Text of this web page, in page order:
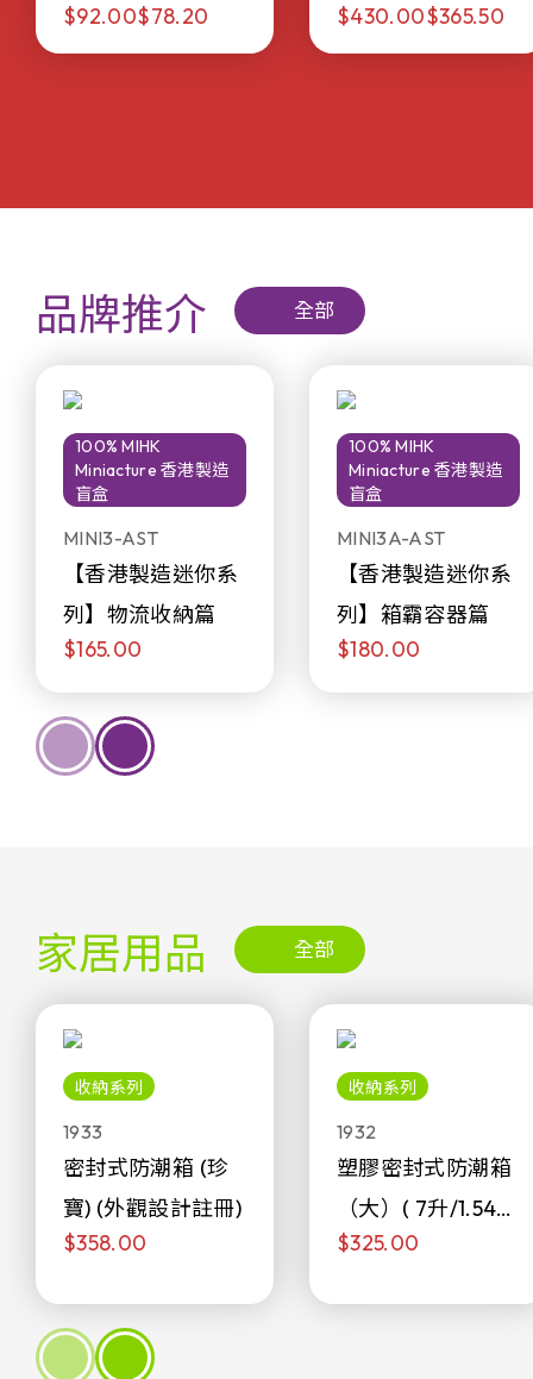
$92.00$78.20
$430.00$365.50
品牌推介 全部
100% MIHK
Miniacture 香港製造
盲盒
MINI3-AST
【香港製造迷你系
列】物流收納篇
$165.00
100% MIHK
Miniacture 香港製造
盲盒
MINI3A-AST
【香港製造迷你系
列】箱霸容器篇
$180.00
家居用品 全部
收納系列
1933
密封式防潮箱 (珍
寶) (外觀設計註冊)
$358.00
收納系列
1932
塑膠密封式防潮箱
（大）( 7升/1.54加
侖)
$325.00